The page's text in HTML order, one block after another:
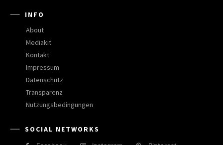
INFO
About
Mediakit
Kontakt
Impressum
Datenschutz
Transparenz
Nutzungsbedingungen
SOCIAL NETWORKS